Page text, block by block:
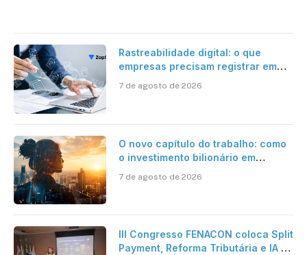
Rastreabilidade digital: o que
empresas precisam registrar em
7 de agosto de 2026
O novo capítulo do trabalho: como
o investimento bilionário em
verdadeira era da inteligência
7 de agosto de 2026
III Congresso FENACON coloca Split
Payment, Reforma Tributária e IA no